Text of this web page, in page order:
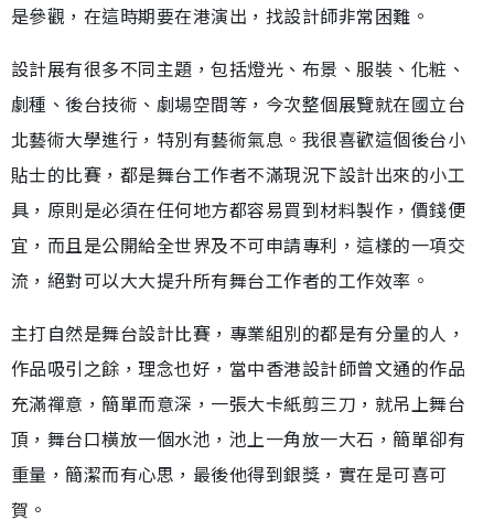
是參觀，在這時期要在港演出，找設計師非常困難。
設計展有很多不同主題，包括燈光、布景、服裝、化粧、
劇種、後台技術、劇場空間等，今次整個展覽就在國立台
北藝術大學進行，特別有藝術氣息。我很喜歡這個後台小
貼士的比賽，都是舞台工作者不滿現況下設計出來的小工
具，原則是必須在任何地方都容易買到材料製作，價錢便
宜，而且是公開給全世界及不可申請專利，這樣的一項交
流，絕對可以大大提升所有舞台工作者的工作效率。
主打自然是舞台設計比賽，專業組別的都是有分量的人，
作品吸引之餘，理念也好，當中香港設計師曾文通的作品
充滿禪意，簡單而意深，一張大卡紙剪三刀，就吊上舞台
頂，舞台口橫放一個水池，池上一角放一大石，簡單卻有
重量，簡潔而有心思，最後他得到銀獎，實在是可喜可
賀。